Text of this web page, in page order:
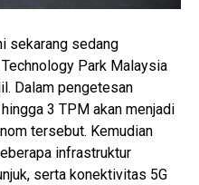
sekarang sedang
Park Malaysia
Dalam pengetesan
3 TPM akan menjadi
tersebut. Kemudian
infrastruktur
serta konektivitas 5G